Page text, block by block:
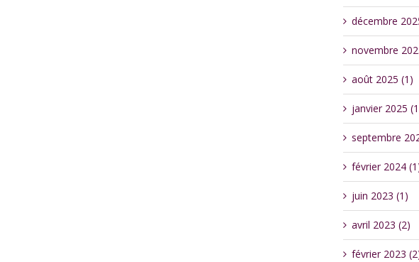
décembre
novembre
août 2025 (1)
janvier 2025
septembre
février 2024
juin 2023 (1)
avril 2023 (2)
février 2023